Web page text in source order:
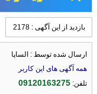
بازدید از این آگهی : 2178
ارسال شده توسط : الساپا
همه آگهی های این کاربر
تلفن:09120163275